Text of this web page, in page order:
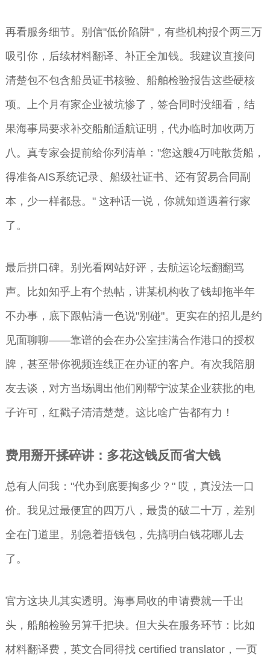
再看服务细节。别信"低价陷阱"，有些机构报个两三万
吸引你，后续材料翻译、补正全加钱。我建议直接问
清楚包不包含船员证书核验、船舶检验报告这些硬核
项。上个月有家企业被坑惨了，签合同时没细看，结
果海事局要求补交船舶适航证明，代办临时加收两万
八。真专家会提前给你列清单："您这艘4万吨散货船，
得准备AIS系统记录、船级社证书、还有贸易合同副
本，少一样都悬。" 这种话一说，你就知道遇着行家
了。
最后拼口碑。别光看网站好评，去航运论坛翻翻骂
声。比如知乎上有个热帖，讲某机构收了钱却拖半年
不办事，底下跟帖清一色说"别碰"。更实在的招儿是约
见面聊聊——靠谱的会在办公室挂满合作港口的授权
牌，甚至带你视频连线正在办证的客户。有次我陪朋
友去谈，对方当场调出他们刚帮宁波某企业获批的电
子许可，红戳子清清楚楚。这比啥广告都有力！
费用掰开揉碎讲：多花这钱反而省大钱
总有人问我："代办到底要掏多少？" 哎，真没法一口
价。我见过最便宜的四万八，最贵的破二十万，差别
全在门道里。别急着捂钱包，先搞明白钱花哪儿去
了。
官方这块儿其实透明。海事局收的申请费就一千出
头，船舶检验另算千把块。但大头在服务环节：比如
材料翻译费，英文合同得找 certified translator，一页